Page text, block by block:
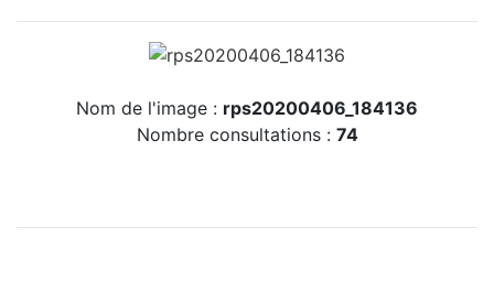
Nom de l'image : rps20200406_184136
Nombre consultations : 74